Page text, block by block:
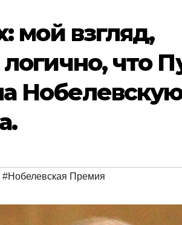
мой взгляд,
что
#Нобелевская Премия